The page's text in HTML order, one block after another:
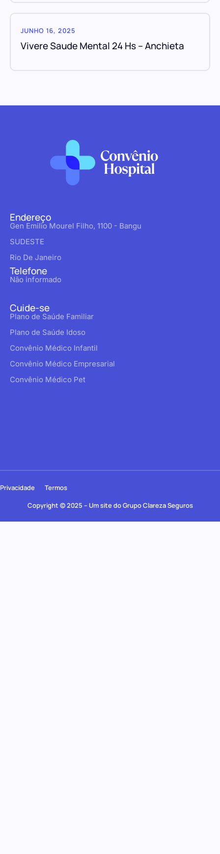
JUNHO 16, 2025
Vivere Saude Mental 24 Hs – Anchieta
Endereço
Gen Emilio Mourel Filho, 1100 - Bangu
SUDESTE
Rio De Janeiro
Telefone
Não informado
Cuide-se
Plano de Saúde Familiar
Plano de Saúde Idoso
Convênio Médico Infantil
Convênio Médico Empresarial
Convênio Médico Pet
Copyright © 2025 – Um site do Grupo Clareza Seguros
Privacidade Termos